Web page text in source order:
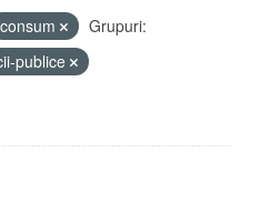
consum
Grupuri:
publice